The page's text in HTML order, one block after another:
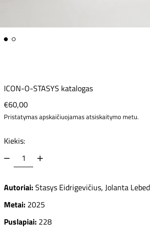
ICON-O-STASYS katalogas
Įprasta kaina
€60,00
Pristatymasapskaičiuojamas atsiskaitymo metu.
Kiekis:
Autoriai:Stasys Eidrigevičius, Jolanta
Metai: 2025
Puslapiai: 228